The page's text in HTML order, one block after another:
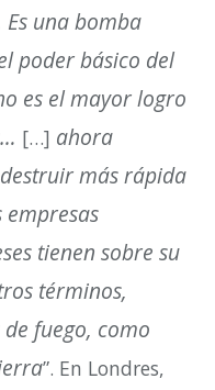
una bomba
poder básico del
es el mayor logro
[…] ahora
más rápida
tienen sobre su
términos,
fuego, como
”. En Londres,